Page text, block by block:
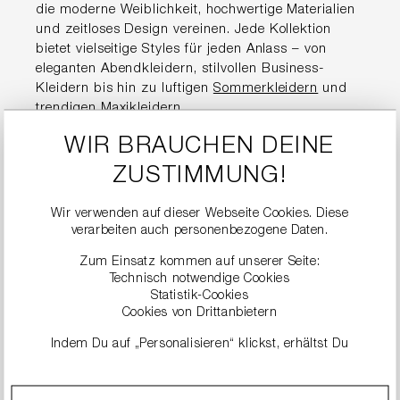
die moderne Weiblichkeit, hochwertige Materialien
und zeitloses Design vereinen. Jede Kollektion
bietet vielseitige Styles für jeden Anlass – von
eleganten Abendkleidern, stilvollen Business-
Kleidern bis hin zu luftigen Sommerkleidern und
trendigenMaxikleidern.
Hochwertige
Damenkleider für jeden
Anlass
Die Kleider von RIANI stehen für Premium-Qualität
und eine perfekte Passform. Ob im Alltag, im Büro,
für den Sommer oder zu besonderen Events –
Schnitte, edle Stoffe und liebevolle Details.
WIR BRAUCHEN DEINE
ZUSTIMMUNG!
Wir verwenden auf dieser Webseite Cookies. Diese
verarbeiten auch personenbezogene Daten.
Zum Einsatz kommen auf unserer Seite:
Technisch notwendige Cookies
Statistik-Cookies
Cookies von Drittanbietern
Indem Du auf „Personalisieren“ klickst, erhältst Du